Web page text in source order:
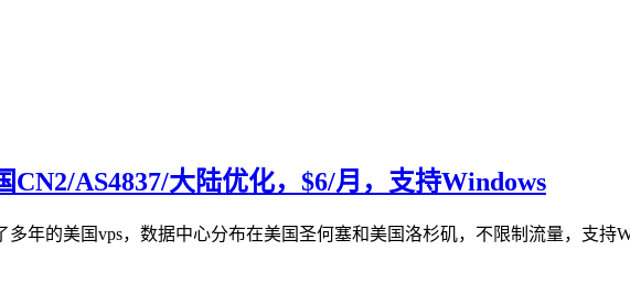
AS4837/大陆优化，$6/月，支持Windows
年的美国vps，数据中心分布在美国圣何塞和美国洛杉矶，不限制流量，支持